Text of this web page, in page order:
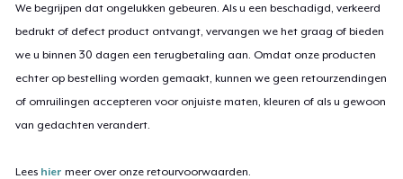
We begrijpen dat ongelukken gebeuren. Als u een beschadigd, verkeerd
bedrukt of defect product ontvangt, vervangen we het graag of bieden
we u binnen 30 dagen een terugbetaling aan. Omdat onze producten
echter op bestelling worden gemaakt, kunnen we geen retourzendingen
of omruilingen accepteren voor onjuiste maten, kleuren of als u gewoon
van gedachten verandert.
Lees hier meer over onze retourvoorwaarden.